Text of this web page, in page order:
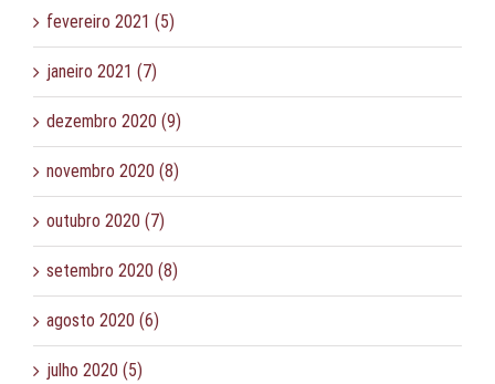
fevereiro 2021 (5)
janeiro 2021 (7)
dezembro 2020 (9)
novembro 2020 (8)
outubro 2020 (7)
setembro 2020 (8)
agosto 2020 (6)
julho 2020 (5)